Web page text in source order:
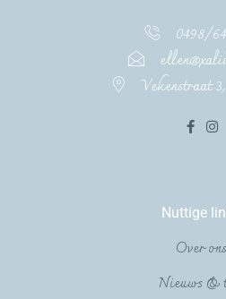
0498/
Vekenstraat
Nuttige
Over ons
Nieuws &